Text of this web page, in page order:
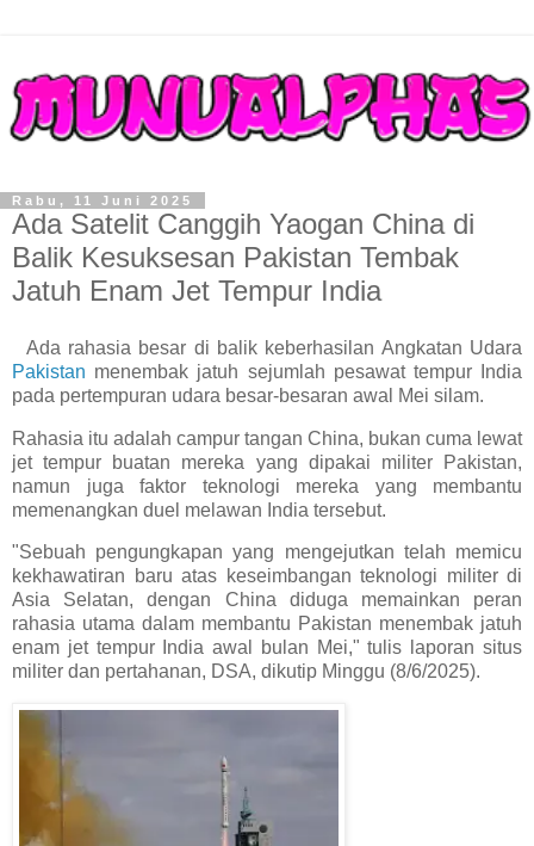
Rabu, 11 Juni 2025
Ada Satelit Canggih Yaogan China di
Balik Kesuksesan Pakistan Tembak
Jatuh Enam Jet Tempur India
Ada rahasia besar di balik keberhasilan Angkatan Udara
Pakistan menembak jatuh sejumlah pesawat tempur India
pada pertempuran udara besar-besaran awal Mei silam.
Rahasia itu adalah campur tangan China, bukan cuma lewat
jet tempur buatan mereka yang dipakai militer Pakistan,
namun juga faktor teknologi mereka yang membantu
memenangkan duel melawan India tersebut.
"Sebuah pengungkapan yang mengejutkan telah memicu
kekhawatiran baru atas keseimbangan teknologi militer di
Asia Selatan, dengan China diduga memainkan peran
rahasia utama dalam membantu Pakistan menembak jatuh
enam jet tempur India awal bulan Mei," tulis laporan situs
militer dan pertahanan, DSA, dikutip Minggu (8/6/2025).